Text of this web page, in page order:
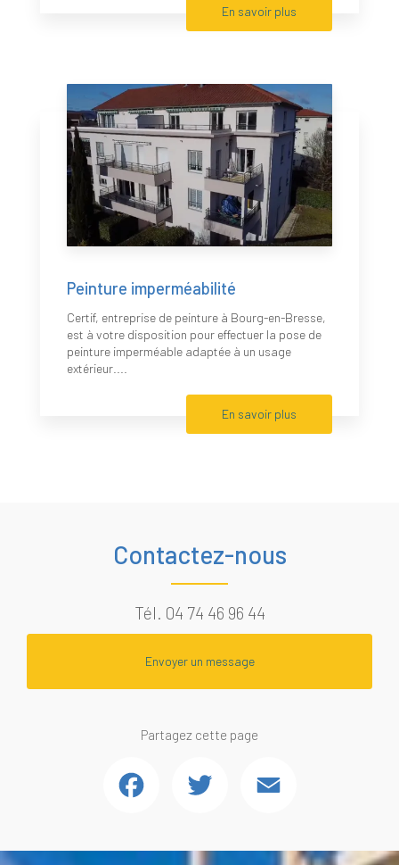
En savoir plus
Peinture imperméabilité
Certif, entreprise de peinture à Bourg-en-Bresse,
est à votre disposition pour effectuer la pose de
peinture imperméable adaptée à un usage
extérieur....
En savoir plus
Contactez-nous
Tél. 04 74 46 96 44
Envoyer un message
Partagez cette page